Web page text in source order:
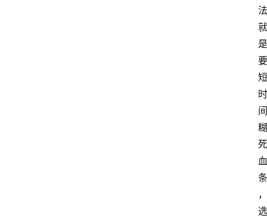
法
就
是
要
短
时
间
糊
死
血
条
，
选